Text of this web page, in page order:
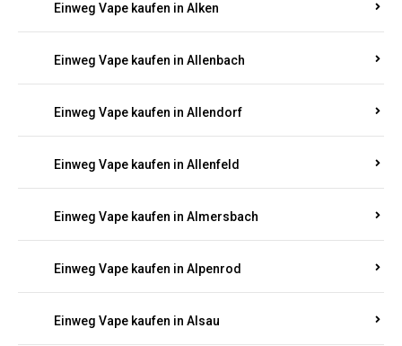
Einweg Vape kaufen in Alken
Einweg Vape kaufen in Allenbach
Einweg Vape kaufen in Allendorf
Einweg Vape kaufen in Allenfeld
Einweg Vape kaufen in Almersbach
Einweg Vape kaufen in Alpenrod
Einweg Vape kaufen in Alsau